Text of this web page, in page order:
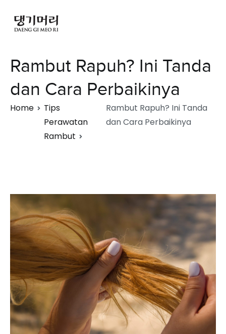
Rambut Rapuh? Ini Tanda
dan Cara Perbaikinya
Home
Tips
Perawatan
Rambut
Rambut Rapuh? Ini Tanda
dan Cara Perbaikinya